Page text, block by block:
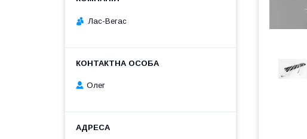
Лас-Вегас
Олег